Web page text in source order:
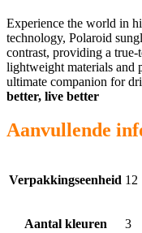
Experience the world in
technology, Polaroid
contrast, providing a
lightweight materials and
ultimate companion for
better, live better
Aanvullende
Verpakkingseenheid 12
Aantal kleuren 3